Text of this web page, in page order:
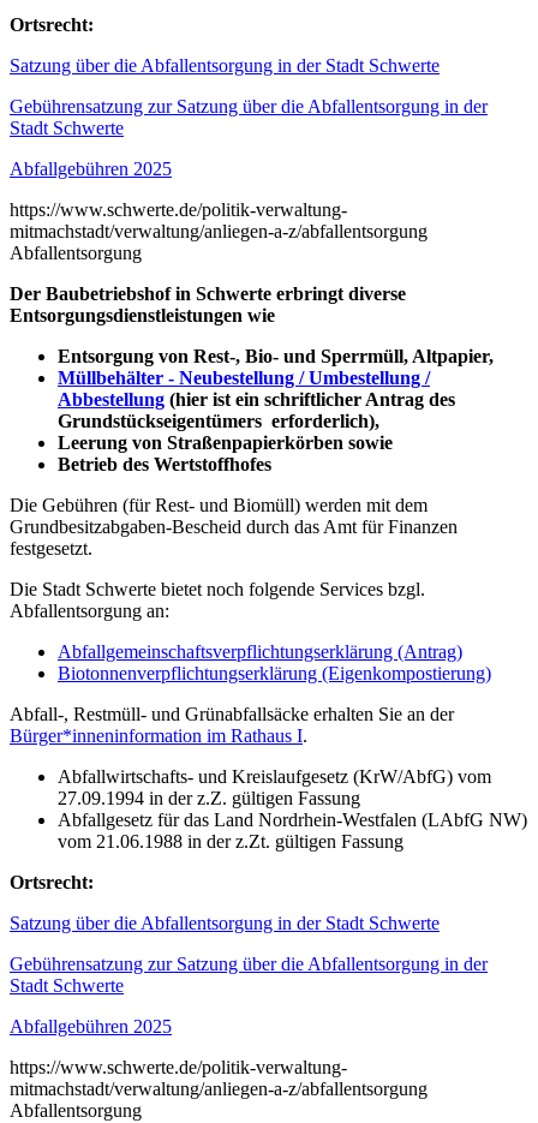
Ortsrecht:
Satzung über die Abfallentsorgung in der Stadt Schwerte
Gebührensatzung zur Satzung über die Abfallentsorgung in der
Stadt Schwerte
Abfallgebühren 2025
https://www.schwerte.de/politik-verwaltung-
mitmachstadt/verwaltung/anliegen-a-z/abfallentsorgung
Abfallentsorgung
Der Baubetriebshof in Schwerte erbringt diverse
Entsorgungsdienstleistungen wie
Entsorgung von Rest-, Bio- und Sperrmüll, Altpapier,
Müllbehälter - Neubestellung / Umbestellung /
Abbestellung (hier ist ein schriftlicher Antrag des
Grundstückseigentümers erforderlich),
Leerung von Straßenpapierkörben sowie
Betrieb des Wertstoffhofes
Die Gebühren (für Rest- und Biomüll) werden mit dem
Grundbesitzabgaben-Bescheid durch das Amt für Finanzen
festgesetzt.
Die Stadt Schwerte bietet noch folgende Services bzgl.
Abfallentsorgung an:
Abfallgemeinschaftsverpflichtungserklärung (Antrag)
Biotonnenverpflichtungserklärung (Eigenkompostierung)
Abfall-, Restmüll- und Grünabfallsäcke erhalten Sie an der
Bürger*inneninformation im Rathaus I.
Abfallwirtschafts- und Kreislaufgesetz (KrW/AbfG) vom
27.09.1994 in der z.Z. gültigen Fassung
Abfallgesetz für das Land Nordrhein-Westfalen (LAbfG NW)
vom 21.06.1988 in der z.Zt. gültigen Fassung
Ortsrecht:
Satzung über die Abfallentsorgung in der Stadt Schwerte
Gebührensatzung zur Satzung über die Abfallentsorgung in der
Stadt Schwerte
Abfallgebühren 2025
https://www.schwerte.de/politik-verwaltung-
mitmachstadt/verwaltung/anliegen-a-z/abfallentsorgung
Abfallentsorgung